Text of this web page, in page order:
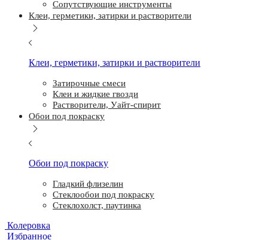
Сопутствующие инструменты
Клеи, герметики, затирки и растворители
Клеи, герметики, затирки и растворители
Затирочные смеси
Клеи и жидкие гвозди
Растворители, Уайт-спирит
Обои под покраску
Обои под покраску
Гладкий флизелин
Стеклообои под покраску
Стеклохолст, паутинка
Колеровка
Избранное